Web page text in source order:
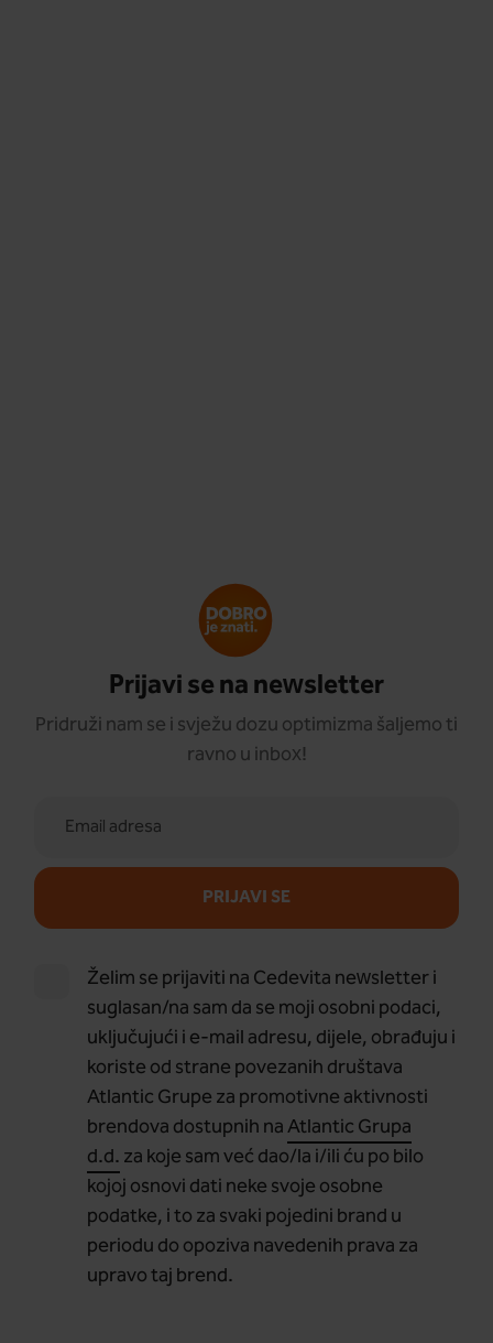
Prijavi se na newsletter
Pridruži nam se i svježu dozu optimizma šaljemo ti
ravno u inbox!
PRIJAVI SE
Želim se prijaviti na Cedevita newsletter i
suglasan/na sam da se moji osobni podaci,
uključujući i e-mail adresu, dijele, obrađuju i
koriste od strane povezanih društava
Atlantic Grupe za promotivne aktivnosti
brendova dostupnih naAtlantic Grupa
d.d. za koje sam već dao/la i/ili ću po bilo
kojoj osnovi dati neke svoje osobne
podatke, i to za svaki pojedini brand u
periodu do opoziva navedenih prava za
upravo taj brend.